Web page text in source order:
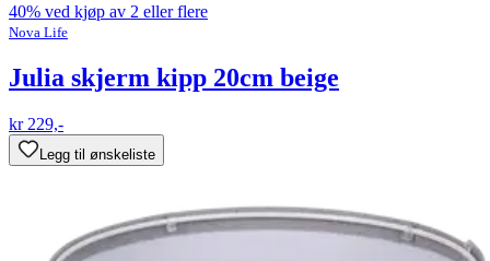
40% ved kjøp av 2 eller flere
Nova Life
Julia skjerm kipp 20cm beige
kr 229,-
Legg til ønskeliste